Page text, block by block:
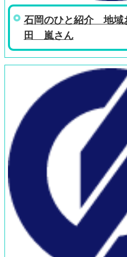
石岡のひと紹介 地
田 嵐さん